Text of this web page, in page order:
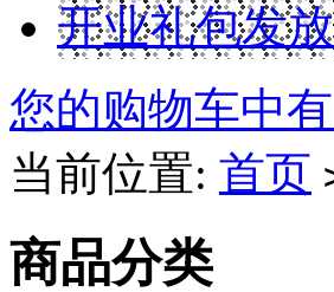
开业礼包发
您的购物车中
当前位置: 首页
商品分类